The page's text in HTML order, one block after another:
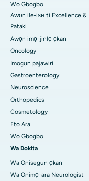
Wo Gbogbo
Awọn ile-iṣẹ ti Excellence &
Pataki
Awọn imọ-jinlẹ ọkan
Oncology
Imogun pajawiri
Gastroenterology
Neuroscience
Orthopedics
Cosmetology
Eto Ara
Wo Gbogbo
Wa Dokita
Wa Onisegun ọkan
Wa Onimọ-ara Neurologist